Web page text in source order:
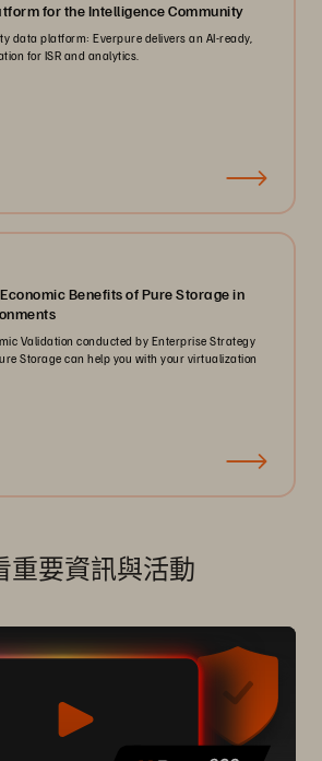
for the Intelligence Community
data platform: Everpure delivers an AI-ready,
for ISR and analytics.
Benefits of Pure Storage in
Validation conducted by Enterprise Strategy
Storage can help you with your virtualization
重要資訊與活動